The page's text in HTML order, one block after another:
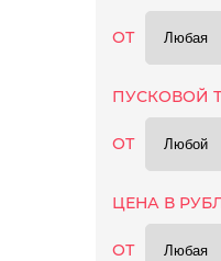
ОТ
ПУСКОВОЙ
ОТ
ЦЕНА В
ОТ